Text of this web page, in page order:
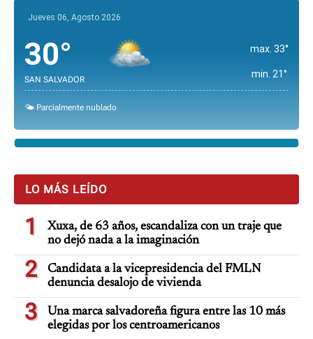
Jueves 06, Agosto 2026
30°
SAN SALVADOR
max. 33°
min. 21°
🌤️ Parcialmente nublado
LO MÁS LEÍDO
1
Xuxa, de 63 años, escandaliza con un traje que
no dejó nada a la imaginación
2
Candidata a la vicepresidencia del FMLN
denuncia desalojo de vivienda
3
Una marca salvadoreña figura entre las 10 más
elegidas por los centroamericanos